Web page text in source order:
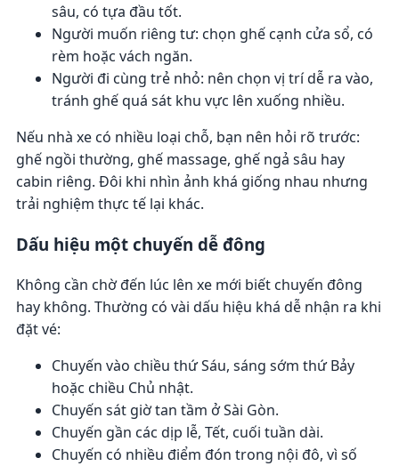
sâu, có tựa đầu tốt.
Người muốn riêng tư: chọn ghế cạnh cửa sổ, có
rèm hoặc vách ngăn.
Người đi cùng trẻ nhỏ: nên chọn vị trí dễ ra vào,
tránh ghế quá sát khu vực lên xuống nhiều.
Nếu nhà xe có nhiều loại chỗ, bạn nên hỏi rõ trước:
ghế ngồi thường, ghế massage, ghế ngả sâu hay
cabin riêng. Đôi khi nhìn ảnh khá giống nhau nhưng
trải nghiệm thực tế lại khác.
Dấu hiệu một chuyến dễ đông
Không cần chờ đến lúc lên xe mới biết chuyến đông
hay không. Thường có vài dấu hiệu khá dễ nhận ra khi
đặt vé:
Chuyến vào chiều thứ Sáu, sáng sớm thứ Bảy
hoặc chiều Chủ nhật.
Chuyến sát giờ tan tầm ở Sài Gòn.
Chuyến gần các dịp lễ, Tết, cuối tuần dài.
Chuyến có nhiều điểm đón trong nội đô, vì số